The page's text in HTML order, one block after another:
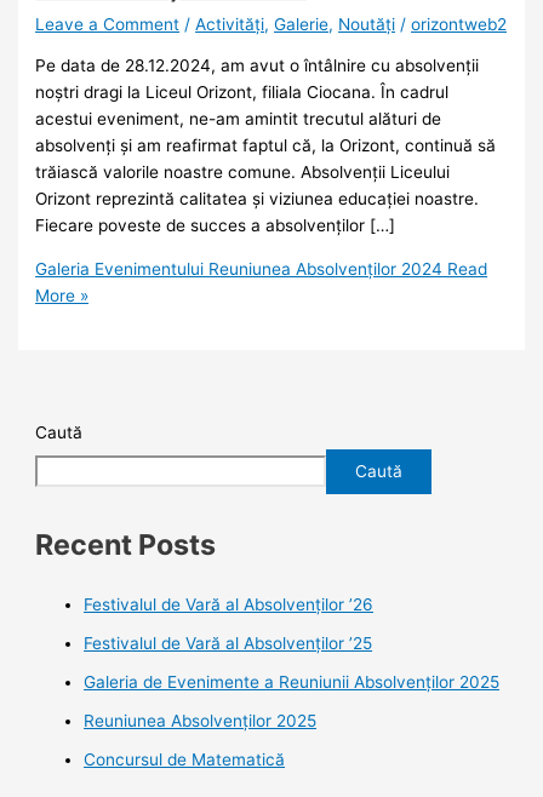
Leave a Comment /Activități,Galerie, Noutăţi /orizontweb2
Pe data de 28.12.2024, am avut o întâlnire cu absolvenții
noștri dragi la Liceul Orizont, filiala Ciocana. În cadrul
acestui eveniment, ne-am amintit trecutul alături de
absolvenți și am reafirmat faptul că, la Orizont, continuă să
trăiască valorile noastre comune. Absolvenții Liceului
Orizont reprezintă calitatea și viziunea educației noastre.
Fiecare poveste de succes a absolvenților […]
Galeria Evenimentului Reuniunea Absolvenților 2024 Read
More »
Caută
Caută
Recent Posts
Festivalul de Vară al Absolvenților ’26
Festivalul de Vară al Absolvenților ’25
Galeria de Evenimente a Reuniunii Absolvenților 2025
Reuniunea Absolvenților 2025
Concursul de Matematică